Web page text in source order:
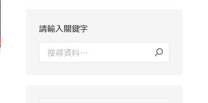
請輸入關鍵字